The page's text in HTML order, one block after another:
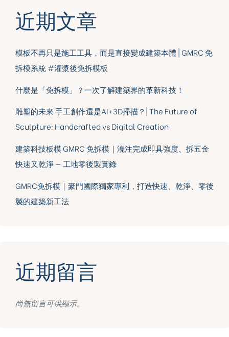
近期文章
模板不再只是施工工具，而是直接變成建築本體 | GMRC 免
拆模系統 #灌漿後免拆模板
什麼是「免拆模」？一次了解建築界的革新科技！
雕塑的未來 手工創作還是AI+3D掃描？| The Future of
Sculpture: Handcrafted vs Digital Creation
建築科技板模 GMRC 免拆模｜澆注完成即具強度、拆五金
快速又乾淨 — 工地零後製實錄
GMRC免拆模｜豪門國際獨家專利，打造快速、乾淨、零後
製的建築新工法
近期留言
尚無留言可供顯示。